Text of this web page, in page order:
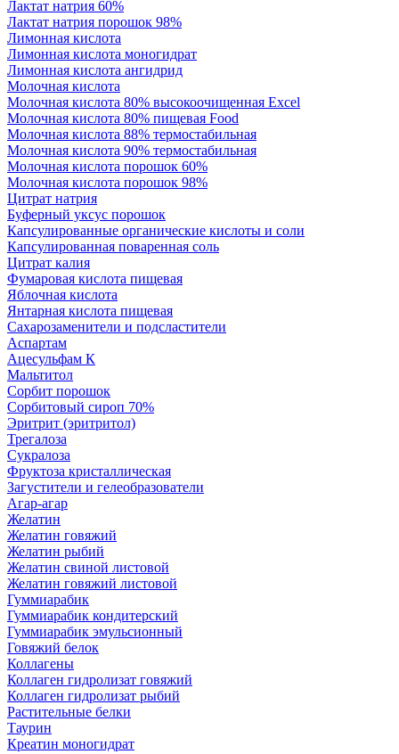
Лактат натрия 60%
Лактат натрия порошок 98%
Лимонная кислота
Лимонная кислота моногидрат
Лимонная кислота ангидрид
Молочная кислота
Молочная кислота 80% высокоочищенная Excel
Молочная кислота 80% пищевая Food
Молочная кислота 88% термостабильная
Молочная кислота 90% термостабильная
Молочная кислота порошок 60%
Молочная кислота порошок 98%
Цитрат натрия
Буферный уксус порошок
Капсулированные органические кислоты и соли
Капсулированная поваренная соль
Цитрат калия
Фумаровая кислота пищевая
Яблочная кислота
Янтарная кислота пищевая
Сахарозаменители и подсластители
Аспартам
Ацесульфам К
Мальтитол
Сорбит порошок
Сорбитовый сироп 70%
Эритрит (эритритол)
Трегалоза
Сукралоза
Фруктоза кристаллическая
Загустители и гелеобразователи
Агар-агар
Желатин
Желатин говяжий
Желатин рыбий
Желатин свиной листовой
Желатин говяжий листовой
Гуммиарабик
Гуммиарабик кондитерский
Гуммиарабик эмульсионный
Говяжий белок
Коллагены
Коллаген гидролизат говяжий
Коллаген гидролизат рыбий
Растительные белки
Таурин
Креатин моногидрат